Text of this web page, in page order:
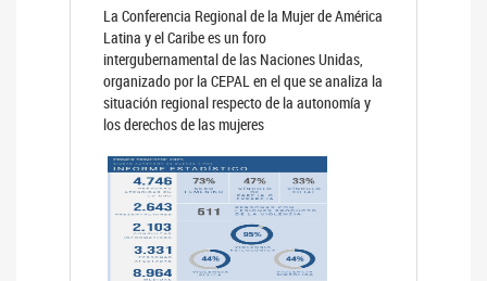
La Conferencia Regional de la Mujer de América
Latina y el Caribe es un foro
intergubernamental de las Naciones Unidas,
organizado por la CEPAL en el que se analiza la
situación regional respecto de la autonomía y
los derechos de las mujeres